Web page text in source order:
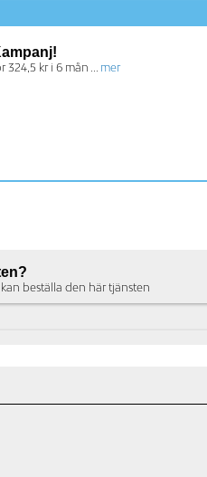
kr i 6 mån ... mer
beställa den här tjänsten